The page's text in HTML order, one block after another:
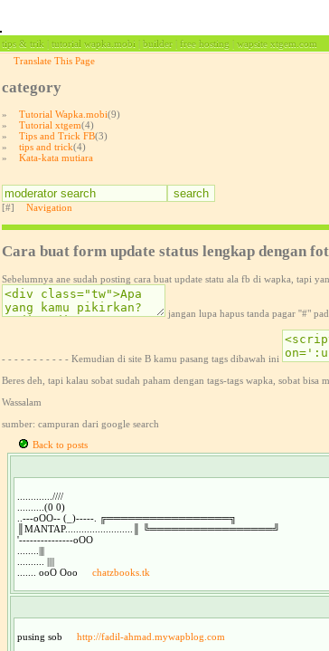
tips & trik | tutorial wapka.mobi | builder | free hosting | wapsite xtgem.com
Translate This Page
category
» Tutorial Wapka.mobi(9)
»
Tutorial xtgem(4)
»
Tips and Trick FB(3)
»
tips and trick(4)
»
Kata-kata mutiara
[#] Navigation
Cara buat form update status lengkap dengan
Sebelumnya ane sudah posting cara buat update statu ala fb di wapka, tapi
jangan lupa hapus tanda pagar ''#"
- - - - - - - - - - - Kemudian di site B kamu pasang tags dibawah ini
Beres deh, tapi kalau sobat sudah paham dengan tags-tags wapka, sobat
Wassalam
sumber: campuran dari google search
Back to posts
.............////
..........(0 0)
..---oOO-- (_)-----. ╔═════════════════╗
║MANTAP.........................║ ╚═════════════════╝
'---------------oOO
........|||
.......... ||||
....... ooO Ooo
chatzbooks.tk
pusing sob http://fadil-ahmad.mywapblog.com